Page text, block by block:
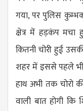
गया, पर पुलिस
क्षेत्र में हड़कंप
कितनी चोरी हुई
शहर में इससे पहले
हाथ अभी तक चोरो
वाली बात होगी